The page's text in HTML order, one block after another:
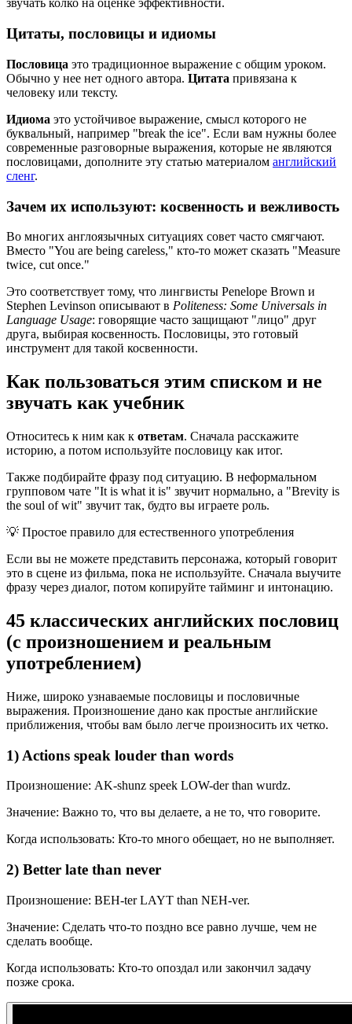
звучать колко на оценке эффективности.
Цитаты, пословицы и идиомы
Пословица это традиционное выражение с общим уроком.
Обычно у нее нет одного автора. Цитата привязана к
человеку или тексту.
Идиома это устойчивое выражение, смысл которого не
буквальный, например "break the ice". Если вам нужны более
современные разговорные выражения, которые не являются
пословицами, дополните эту статью материалом английский
сленг.
Зачем их используют: косвенность и вежливость
Во многих англоязычных ситуациях совет часто смягчают.
Вместо "You are being careless," кто-то может сказать "Measure
twice, cut once."
Это соответствует тому, что лингвисты Penelope Brown и
Stephen Levinson описывают в Politeness: Some Universals in
Language Usage: говорящие часто защищают "лицо" друг
друга, выбирая косвенность. Пословицы, это готовый
инструмент для такой косвенности.
Как пользоваться этим списком и не
звучать как учебник
Относитесь к ним как к ответам. Сначала расскажите
историю, а потом используйте пословицу как итог.
Также подбирайте фразу под ситуацию. В неформальном
групповом чате "It is what it is" звучит нормально, а "Brevity is
the soul of wit" звучит так, будто вы играете роль.
💡 Простое правило для естественного употребления
Если вы не можете представить персонажа, который говорит
это в сцене из фильма, пока не используйте. Сначала выучите
фразу через диалог, потом копируйте тайминг и интонацию.
45 классических английских пословиц
(с произношением и реальным
употреблением)
Ниже, широко узнаваемые пословицы и пословичные
выражения. Произношение дано как простые английские
приближения, чтобы вам было легче произносить их четко.
1) Actions speak louder than words
Произношение: AK-shunz speek LOW-der than wurdz.
Значение: Важно то, что вы делаете, а не то, что говорите.
Когда использовать: Кто-то много обещает, но не выполняет.
2) Better late than never
Произношение: BEH-ter LAYT than NEH-ver.
Значение: Сделать что-то поздно все равно лучше, чем не
сделать вообще.
Когда использовать: Кто-то опоздал или закончил задачу
позже срока.